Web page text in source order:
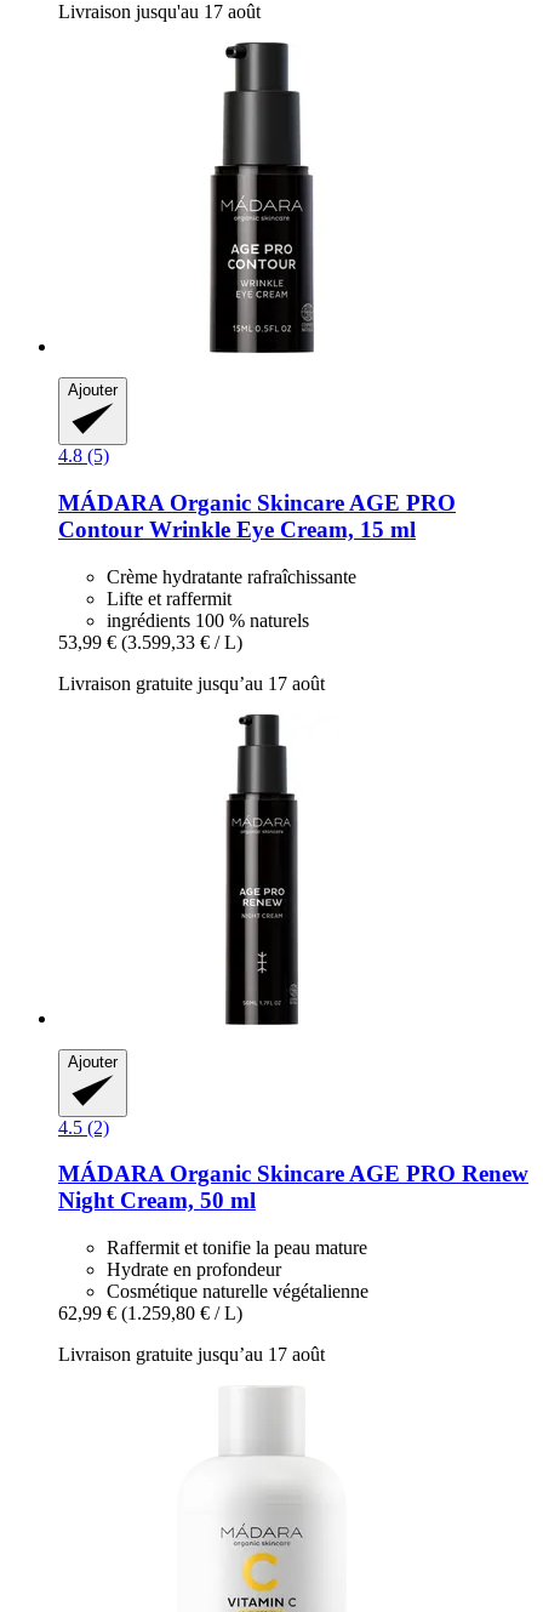
Livraison jusqu'au 17 août
Ajouter
4.8 (5)
MÁDARA Organic Skincare AGE PRO
Contour Wrinkle Eye Cream, 15 ml
Crème hydratante rafraîchissante
Lifte et raffermit
ingrédients 100 % naturels
53,99 € (3.599,33 € / L)
Livraison gratuite jusqu’au 17 août
Ajouter
4.5 (2)
MÁDARA Organic SkincareAGE PRO Renew
Night Cream, 50 ml
Raffermit et tonifie la peau mature
Hydrate en profondeur
Cosmétique naturelle végétalienne
62,99 € (1.259,80 € / L)
Livraison gratuite jusqu’au 17 août